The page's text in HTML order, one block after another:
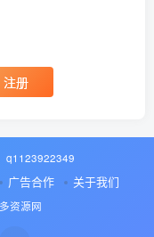
注册
q1123922349
广告合作 关于我们
资源网